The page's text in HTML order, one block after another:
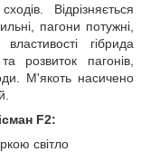
Відрізняється
пагони потужні,
гібрида
розвиток пагонів,
М'якоть насичено
F2:
світло